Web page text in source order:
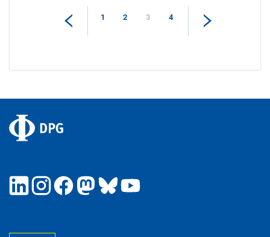
1 2 3 4